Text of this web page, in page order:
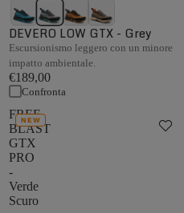
DEVERO LOW GTX - Grey
Escursionismo leggero con un minore
impatto ambientale.
€189,00
Confronta
FREE
BLAST
GTX
PRO
-
Verde
Scuro
NEW